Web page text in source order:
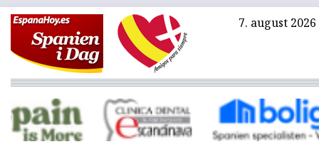
7. august 2026